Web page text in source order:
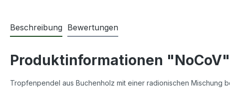
Beschreibung Bewertungen
Produktinformationen "NoCoV"
Tropfenpendel aus Buchenholz mit einer radionischen Mischung